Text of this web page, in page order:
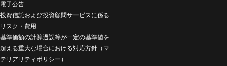
電子公告
投資信託および投資顧問サービスに係る
リスク・費用
基準価額の計算過誤等が一定の基準値を
超える重大な場合における対応方針（マ
テリアリティポリシー）